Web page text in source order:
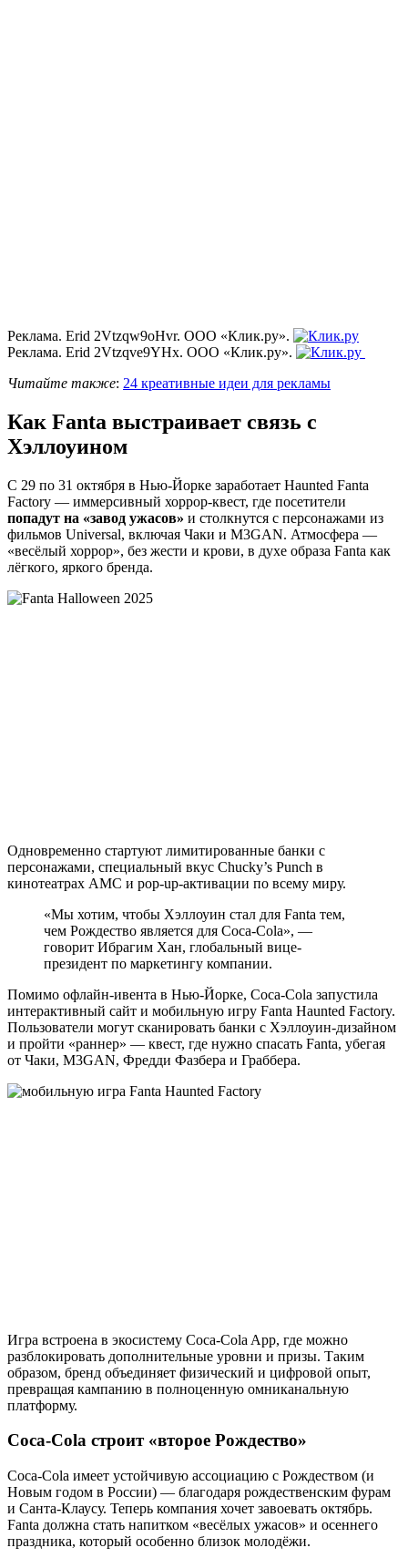
Реклама. Erid 2Vtzqw9oHvr. ООО «Клик.ру».
Реклама. Erid 2Vtzqve9YHx. ООО «Клик.ру».
Читайте также: 24 креативные идеи для рекламы
Как Fanta выстраивает связь с
Хэллоуином
С 29 по 31 октября в Нью-Йорке заработает Haunted Fanta
Factory — иммерсивный хоррор-квест, где посетители
попадут на «завод ужасов» и столкнутся с персонажами из
фильмов Universal, включая Чаки и M3GAN. Атмосфера —
«весёлый хоррор», без жести и крови, в духе образа Fanta как
лёгкого, яркого бренда.
Одновременно стартуют лимитированные банки с
персонажами, специальный вкус Chucky’s Punch в
кинотеатрах AMC и pop-up-активации по всему миру.
«Мы хотим, чтобы Хэллоуин стал для Fanta тем,
чем Рождество является для Coca-Cola», —
говорит Ибрагим Хан, глобальный вице-
президент по маркетингу компании.
Помимо офлайн-ивента в Нью-Йорке, Coca-Cola запустила
интерактивный сайт и мобильную игру Fanta Haunted Factory.
Пользователи могут сканировать банки с Хэллоуин-дизайном
и пройти «раннер» — квест, где нужно спасать Fanta, убегая
от Чаки, M3GAN, Фредди Фазбера и Граббера.
Игра встроена в экосистему Coca-Cola App, где можно
разблокировать дополнительные уровни и призы. Таким
образом, бренд объединяет физический и цифровой опыт,
превращая кампанию в полноценную омниканальную
платформу.
Coca-Cola строит «второе Рождество»
Coca-Cola имеет устойчивую ассоциацию с Рождеством (и
Новым годом в России) — благодаря рождественским фурам
и Санта-Клаусу. Теперь компания хочет завоевать октябрь.
Fanta должна стать напитком «весёлых ужасов» и осеннего
праздника, который особенно близок молодёжи.